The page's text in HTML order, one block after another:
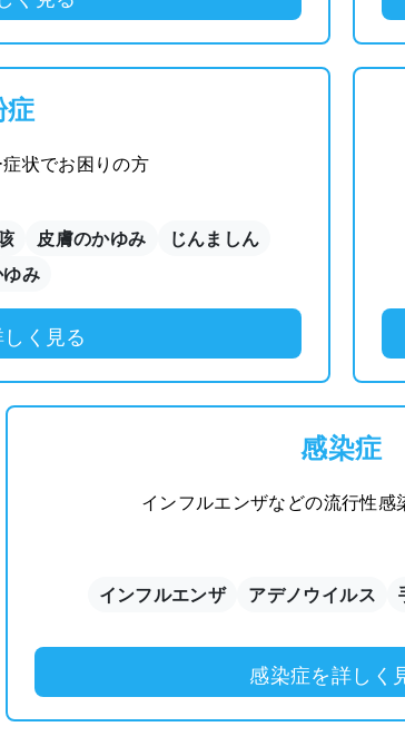
症
状でお困りの方
皮膚のかゆみ
じんましん
ゆみ
く見る
感染症
インフルエンザなどの流行性感
インフルエンザ アデノウイルス
感染症を詳しく